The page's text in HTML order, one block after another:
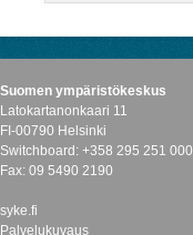
Suomen ympäristökeskus
Latokartanonkaari 11
FI-00790 Helsinki
Switchboard: +358 295 251 000
Fax: 09 5490 2190
syke.fi
Palvelukuvaus